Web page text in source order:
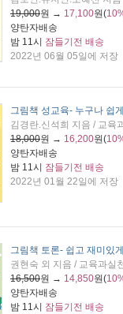
19,000원 → 17,100원(
양탄자배송
밤 11시 잠들기전 배송
2022년 06월 05일에 저장
그림책 성교육- 누구나 쉽
김경란.신석희 지음 / 교육
18,000원 → 16,200원(
양탄자배송
밤 11시 잠들기전 배송
2022년 01월 22일에 저장
그림책 토론- 쉽고 재미있
권현숙 외 지음 / 교육과실
16,500원 → 14,850원(
양탄자배송
밤 11시 잠들기전 배송